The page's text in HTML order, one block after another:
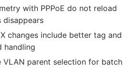
with PPPoE do not reload
disappears
changes include better tag and
handling
VLAN parent selection for batch